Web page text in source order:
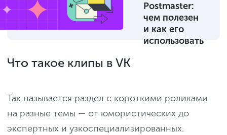
Postmaster:
чем полезен
и как его
использовать
Что такое клипы в VK
Так называется раздел с короткими роликами
на разные темы — от юмористических до
экспертных и узкоспециализированных.